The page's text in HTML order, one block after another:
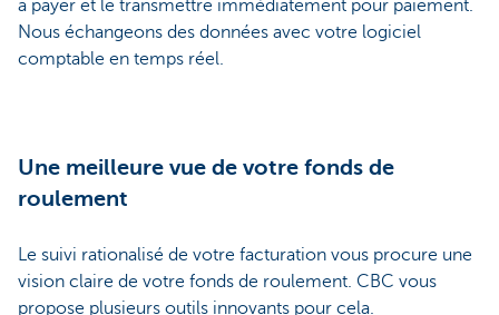
à payer et le transmettre immédiatement pour paiement.
Nous échangeons des données avec votre logiciel
comptable en temps réel.
Une meilleure vue de votre fonds de
roulement
Le suivi rationalisé de votre facturation vous procure une
vision claire de votre fonds de roulement. CBC vous
propose plusieurs outils innovants pour cela.